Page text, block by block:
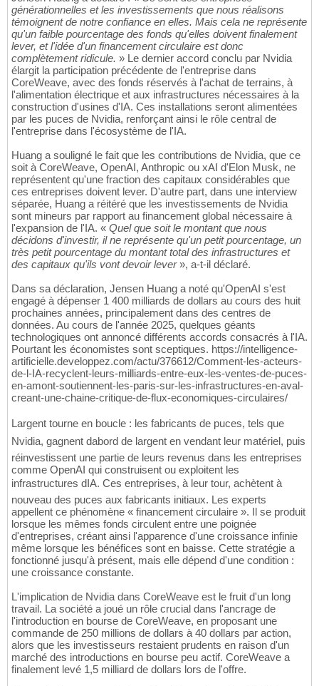
générationnelles et les investissements que nous réalisons
témoignent de notre confiance en elles. Mais cela ne représente
qu'un faible pourcentage des fonds qu'elles doivent finalement
lever, et l'idée d'un financement circulaire est donc
complètement ridicule. » Le dernier accord conclu par Nvidia
élargit la participation précédente de l'entreprise dans
CoreWeave, avec des fonds réservés à l'achat de terrains, à
l'alimentation électrique et aux infrastructures nécessaires à la
construction d'usines d'IA. Ces installations seront alimentées
par les puces de Nvidia, renforçant ainsi le rôle central de
l'entreprise dans l'écosystème de l'IA.
Huang a souligné le fait que les contributions de Nvidia, que ce
soit à CoreWeave, OpenAI, Anthropic ou xAI d'Elon Musk, ne
représentent qu'une fraction des capitaux considérables que
ces entreprises doivent lever. D'autre part, dans une interview
séparée, Huang a réitéré que les investissements de Nvidia
sont mineurs par rapport au financement global nécessaire à
l'expansion de l'IA. « Quel que soit le montant que nous
décidons d'investir, il ne représente qu'un petit pourcentage, un
très petit pourcentage du montant total des infrastructures et
des capitaux qu'ils vont devoir lever», a-t-il déclaré.
Dans sa déclaration, Jensen Huang a noté qu'OpenAI s'est
engagé à dépenser 1 400 milliards de dollars au cours des huit
prochaines années, principalement dans des centres de
données. Au cours de l'année 2025, quelques géants
technologiques ont annoncé différents accords consacrés à l'IA.
Pourtant les économistes sont sceptiques. https://intelligence-
artificielle.developpez.com/actu/376612/Comment-les-acteurs-
de-l-IA-recyclent-leurs-milliards-entre-eux-les-ventes-de-puces-
en-amont-soutiennent-les-paris-sur-les-infrastructures-en-aval-
creant-une-chaine-critique-de-flux-economiques-circulaires/
Largent tourne en boucle : les fabricants de puces, tels que
Nvidia, gagnent dabord de largent en vendant leur matériel, puis
réinvestissent une partie de leurs revenus dans les entreprises
comme OpenAI qui construisent ou exploitent les
infrastructures dIA. Ces entreprises, à leur tour, achètent à
nouveau des puces aux fabricants initiaux. Les experts
appellent ce phénomène « financement circulaire ». Il se produit
lorsque les mêmes fonds circulent entre une poignée
d'entreprises, créant ainsi l'apparence d'une croissance infinie
même lorsque les bénéfices sont en baisse. Cette stratégie a
fonctionné jusqu'à présent, mais elle dépend d'une condition :
une croissance constante.
L'implication de Nvidia dans CoreWeave est le fruit d'un long
travail. La société a joué un rôle crucial dans l'ancrage de
l'introduction en bourse de CoreWeave, en proposant une
commande de 250 millions de dollars à 40 dollars par action,
alors que les investisseurs restaient prudents en raison d'un
marché des introductions en bourse peu actif. CoreWeave a
finalement levé 1,5 milliard de dollars lors de l'offre.